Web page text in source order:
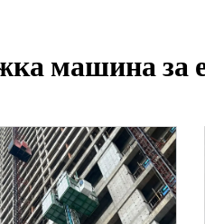
машина за